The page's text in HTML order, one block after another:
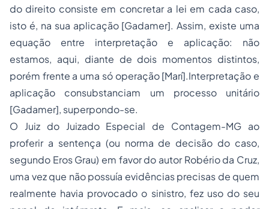
do direito consiste em concretar a lei em cada caso,
isto é, na sua aplicação [Gadamer]. Assim, existe uma
equação entre interpretação e aplicação: não
estamos, aqui, diante de dois momentos distintos,
porém frente a uma só operação [Marí].Interpretação e
aplicação consubstanciam um processo unitário
[Gadamer], superpondo-se.
O Juiz do Juizado Especial de Contagem-MG ao
proferir a sentença (ou norma de decisão do caso,
segundo Eros Grau) em favor do autor Robério da Cruz,
uma vez que não possuía evidências precisas de quem
realmente havia provocado o sinistro, fez uso do seu